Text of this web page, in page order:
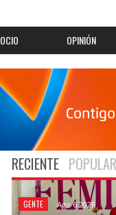
OCIO OPINIÓN
RECIENTE POPULAR
GENTE Ago 6 2026